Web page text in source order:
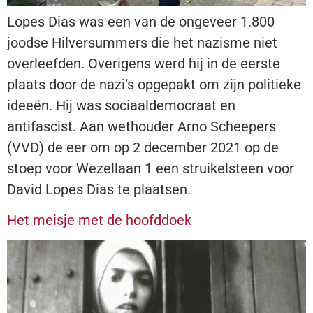
Lopes Dias was een van de ongeveer 1.800
joodse Hilversummers die het nazisme niet
overleefden. Overigens werd hij in de eerste
plaats door de nazi‘s opgepakt om zijn politieke
ideeën. Hij was sociaaldemocraat en
antifascist. Aan wethouder Arno Scheepers
(VVD) de eer om op 2 december 2021 op de
stoep voor Wezellaan 1 een struikelsteen voor
David Lopes Dias te plaatsen.
Het meisje met de hoofddoek